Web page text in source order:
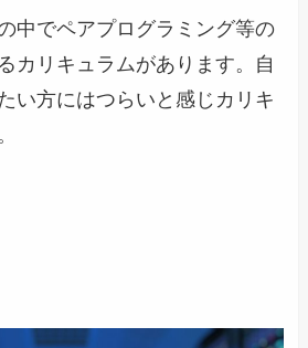
中でペアプログラミング等の
カリキュラムがあります。自
い方にはつらいと感じカリキ